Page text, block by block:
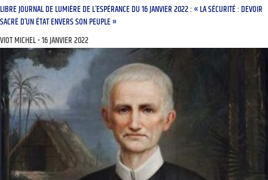
LIBRE JOURNAL DE LUMIÈRE DE L’ESPÉRANCE DU 16 JANVIER 2022 : « LA SÉCURITÉ : DEVOIR
SACRÉ D’UN ÉTAT ENVERS SON PEUPLE »
VIOT MICHEL 16 JANVIER 2022